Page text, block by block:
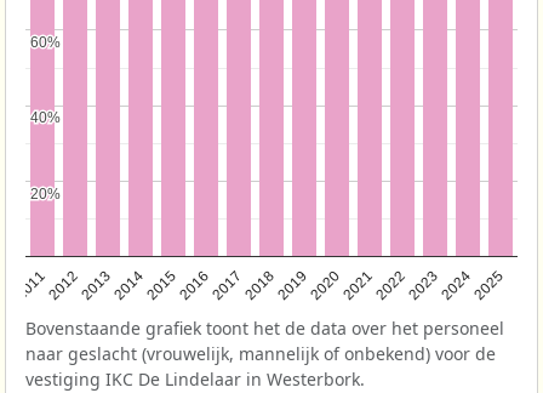
201120122013201420152016201720182019202020212022202320242025
20%
20%
40%
40%
60%
60%
Bovenstaande grafiek toont het de data over het personeel
naar geslacht (vrouwelijk, mannelijk of onbekend) voor de
vestiging IKC De Lindelaar in Westerbork.